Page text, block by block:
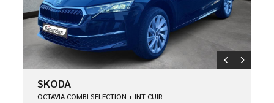
SKODA
OCTAVIA COMBI SELECTION + INT CUIR